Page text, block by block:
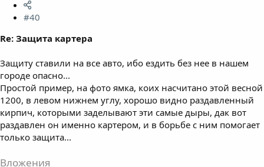
#40
Re: Защита картера
Защиту ставили на все авто, ибо ездить без нее в нашем
городе опасно...
Простой пример, на фото ямка, коих насчитано этой весной
1200, в левом нижнем углу, хорошо видно раздавленный
кирпич, которыми заделывают эти самые дыры, дак вот
раздавлен он именно картером, и в борьбе с ним помогает
только защита...
Вложения